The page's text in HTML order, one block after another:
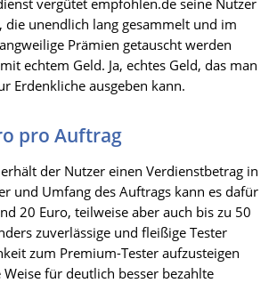
die unendlich lang gesammelt und im
Prämien getauscht werden
echtem Geld. Ja, echtes Geld, das man
Erdenkliche ausgeben kann.
pro Auftrag
der Nutzer einen Verdienstbetrag in
und Umfang des Auftrags kann es dafür
20 Euro, teilweise aber auch bis zu 50
zuverlässige und fleißige Tester
zum Premium-Tester aufzusteigen
für deutlich besser bezahlte